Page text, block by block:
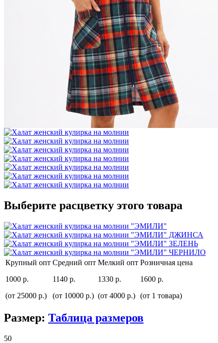
Выберите расцветку этого товара
Крупный опт
1000 р.
(от 25000 р.)
Средний опт
1140 р.
(от 10000 р.)
Мелкий опт
1330 р.
(от 4000 р.)
Розничная цена
1600 р.
(от 1 товара)
Размер: Таблица размеров
50